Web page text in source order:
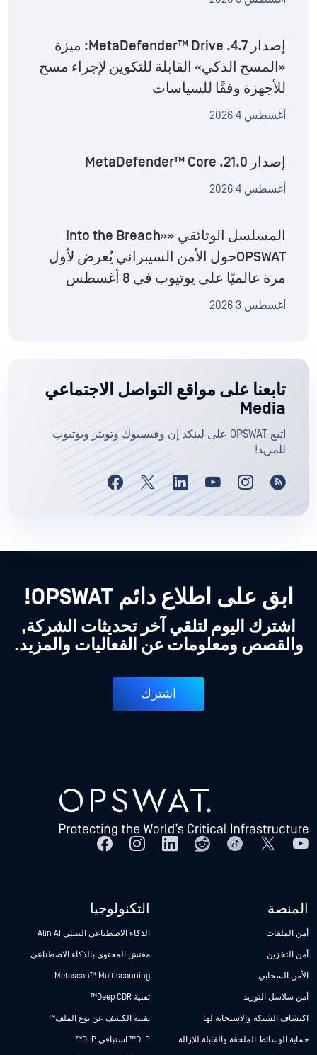
إصدار MetaDefender™ Drive .4.7: ميزة
«المسح الذكي» القابلة للتكوين لإجراء مسح
للأجهزة وفقًا للسياسات
أغسطس 4 2026
إصدار MetaDefender™ Core .21.0
أغسطس 4 2026
المسلسل الوثائقي «Into the Breach»
OPSWATحول الأمن السيبراني يُعرض لأول
مرة عالميًا على يوتيوب في 8 أغسطس
أغسطس 3 2026
تابعنا على مواقع التواصل الاجتماعي
Media
اتبع OPSWAT على لينكد إن وفيسبوك وتويتر ويوتيوب
للمزيد!
ابق على اطلاع دائم OPSWAT!
اشترك اليوم لتلقي آخر تحديثات الشركة,
والقصص ومعلومات عن الفعاليات والمزيد.
اشترك
المنصة
أمن الملفات
أمن التخزين
الأمن السحابي
أمن سلاسل التوريد
اكتشاف الشبكة والاستجابة لها
حماية الوسائط الملحقة والقابلة للإزالة
التكنولوجيا
الذكاء الاصطناعي التنبئي Alin AI
مفتش المحتوى بالذكاء الاصطناعي
Metascan™ Multiscanning
تقنية Deep CDR™
تقنية الكشف عن نوع الملف™
DLP™ استباقي DLP™